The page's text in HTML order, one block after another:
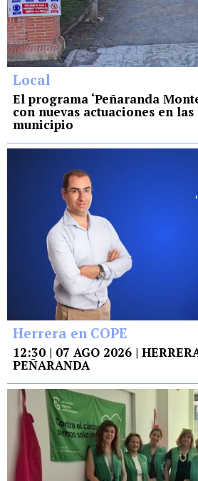
Local
El programa ‘Peñaranda
con nuevas actuaciones en
municipio
Herrera en COPE
12:30 | 07 AGO 2026 |
PEÑARANDA